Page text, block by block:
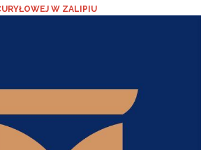
W ZALIPIU